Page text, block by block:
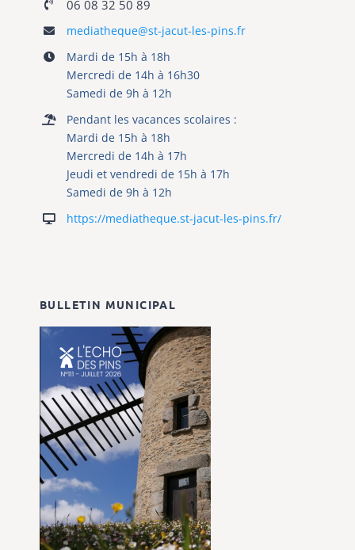
06 08 32 50 89
mediatheque@st-jacut-les-pins.fr
Mardi de 15h à 18h
Mercredi de 14h à 16h30
Samedi de 9h à 12h
Pendant les vacances scolaires :
Mardi de 15h à 18h
Mercredi de 14h à 17h
Jeudi et vendredi de 15h à 17h
Samedi de 9h à 12h
https://mediatheque.st-jacut-les-pins.fr/
BULLETIN MUNICIPAL